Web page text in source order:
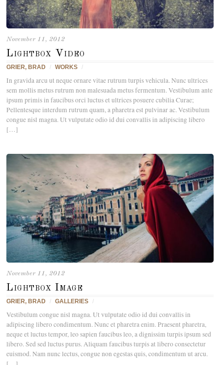
November 11, 2012
Lightbox Video
GRIER, BRAD / WORKS /
In gravida arcu ut neque ornare vitae rutrum turpis vehicula. Nunc ultrices
sem mollis metus rutrum non malesuada metus fermentum. Vestibulum ante
ipsum primis in faucibus orci luctus et ultrices posuere cubilia Curae;
Pellentesque interdum rutrum quam, a pharetra est pulvinar ac. Vestibulum
congue nisl magna. Ut vulputate odio id dui convallis in adipiscing libero
[…]
November 11, 2012
Lightbox Image
GRIER, BRAD / GALLERIES /
Vestibulum congue nisl magna. Ut vulputate odio id dui convallis in
adipiscing libero condimentum. Nunc et pharetra enim. Praesent pharetra,
neque et luctus tempor, leo sapien faucibus leo, a dignissim turpis ipsum sed
libero. Sed sed luctus purus. Aliquam faucibus turpis at libero consectetur
euismod. Nam nunc lectus, congue non egestas quis, condimentum ut arcu.